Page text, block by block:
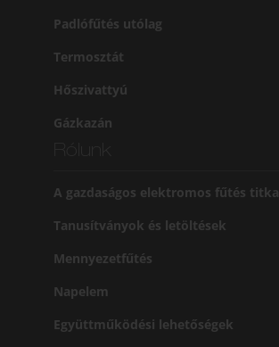
Padlófűtés utólag
Termosztát
Hőszivattyú
Gázkazán
A gazdaságos elektromos fűtés titka
Tanusítványok és letöltések
Mennyezetfűtés
Napelem
Együttműködési lehetőségek